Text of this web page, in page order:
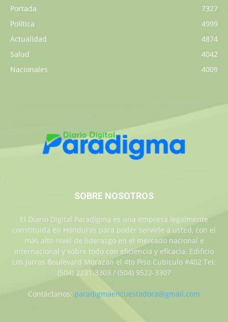
Portada
7327
Política
4999
Actualidad
4874
Salud
4042
Nacionales
4009
SOBRE NOSOTROS
El Diario Digital Paradigma es una empresa legalmente
constituida en Honduras para poder servirle a usted, con el
más alto nivel de liderazgo en el mercado nacional e
internacional y sobre todo con eficiencia y eficacia. Edificio
Los Jarros Boulevard Morazan el 4to Piso Cubiculo #402 Tel:
(504) 2231-3303 / (504) 9522-3307
Contáctanos: paradigmaencuestadora@gmail.com